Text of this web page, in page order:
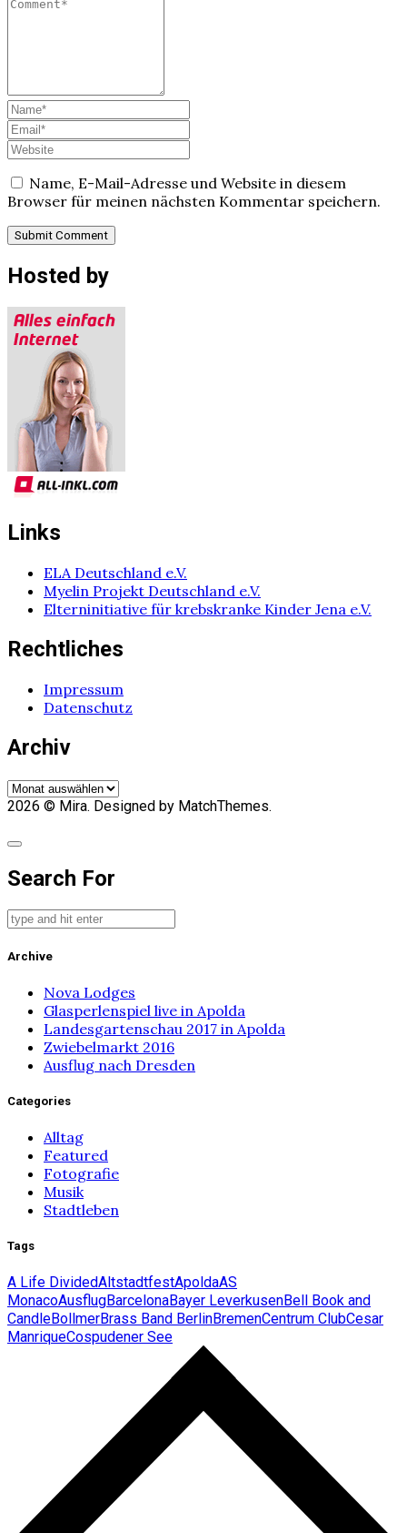
Name, E-Mail-Adresse und Website in diesem
Browser für meinen nächsten Kommentar speichern.
Hosted by
Links
ELA Deutschland e.V.
Myelin Projekt Deutschland e.V.
Elterninitiative für krebskranke Kinder Jena e.V.
Rechtliches
Impressum
Datenschutz
Archiv
Archiv
2026 © Mira. Designed by MatchThemes.
Search For
Archive
Nova Lodges
Glasperlenspiel live in Apolda
Landesgartenschau 2017 in Apolda
Zwiebelmarkt 2016
Ausflug nach Dresden
Categories
Alltag
Featured
Fotografie
Musik
Stadtleben
Tags
A Life DividedAltstadtfestApoldaAS
MonacoAusflugBarcelonaBayer LeverkusenBell Book and
CandleBollmerBrass Band BerlinBremenCentrum ClubCesar
ManriqueCospudener See